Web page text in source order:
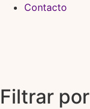
Contacto
Filtrar